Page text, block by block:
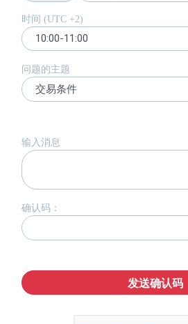
时间 (UTC +2)
10:00-11:00
问题的主题
交易条件
输入消息
确认码：
发送确认码